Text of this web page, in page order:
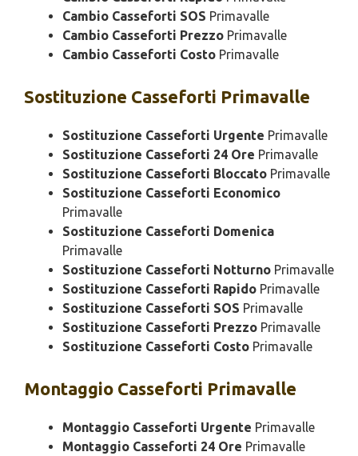
Cambio Casseforti SOS Primavalle
Cambio Casseforti Prezzo Primavalle
Cambio Casseforti Costo Primavalle
Sostituzione Casseforti Primavalle
Sostituzione Casseforti Urgente Primavalle
Sostituzione Casseforti 24 Ore Primavalle
Sostituzione Casseforti Bloccato Primavalle
Sostituzione Casseforti Economico
Primavalle
Sostituzione Casseforti Domenica
Primavalle
Sostituzione Casseforti Notturno Primavalle
Sostituzione Casseforti Rapido Primavalle
Sostituzione Casseforti SOS Primavalle
Sostituzione Casseforti Prezzo Primavalle
Sostituzione Casseforti Costo Primavalle
Montaggio Casseforti Primavalle
Montaggio Casseforti Urgente Primavalle
Montaggio Casseforti 24 Ore Primavalle